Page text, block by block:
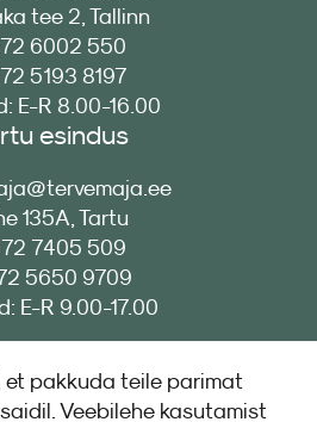
tee 2, Tallinn
6002 550
5193 8197
E-R 8.00-16.00
esindus
135A, Tartu
7405 509
5650 9709
E-R 9.00-17.00
et pakkuda teile parimat
Veebilehe kasutamist